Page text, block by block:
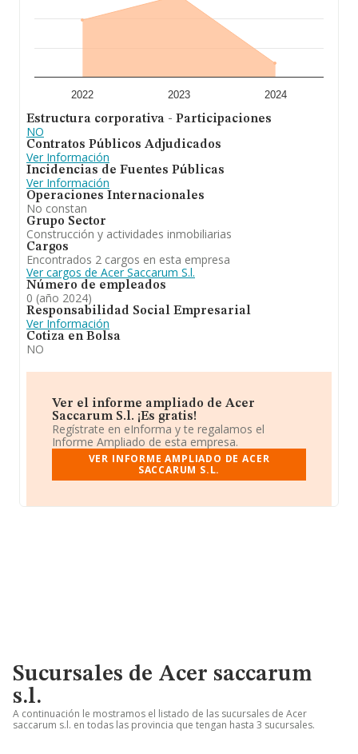
2022 2023 2024
Estructura corporativa - Participaciones
NO
Contratos Públicos Adjudicados
Ver Información
Incidencias de Fuentes Públicas
Ver Información
Operaciones Internacionales
No constan
Grupo Sector
Construcción y actividades inmobiliarias
Cargos
Encontrados 2 cargos en esta empresa
Ver cargos de Acer Saccarum S.l.
Número de empleados
0 (año 2024)
Responsabilidad Social Empresarial
Ver Información
Cotiza en Bolsa
NO
Ver el informe ampliado de Acer
Saccarum S.l. ¡Es gratis!
Regístrate en eInforma y te regalamos el
Informe Ampliado de esta empresa.
VER INFORME AMPLIADO DE ACER
SACCARUM S.L.
Sucursales de Acer saccarum
s.l.
A continuación le mostramos el listado de las sucursales de Acer
saccarum s.l. en todas las provincia que tengan hasta 3 sucursales.